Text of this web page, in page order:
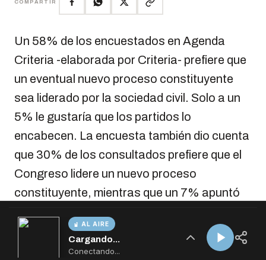
AL AIRE
Cargando...
Conectando...